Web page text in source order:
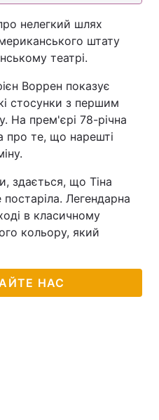
нелегкий шлях
штату
театрі.
Воррен показує
стосунки з першим
На прем'єрі 78-річна
про те, що нарешті
здається, що Тіна
Легендарна
в класичному
кольору, який
НАС